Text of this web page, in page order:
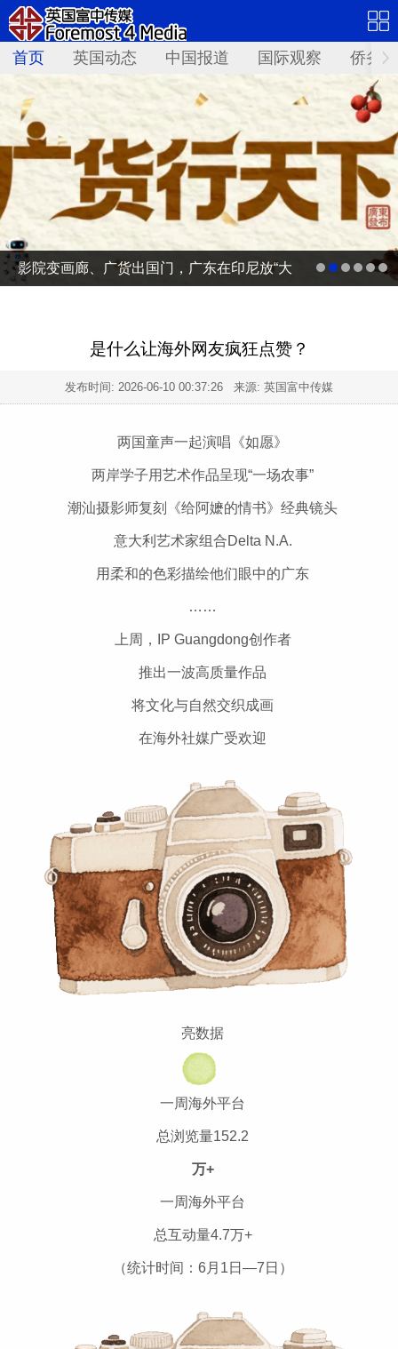
首页 英国动态 中国报道 国际观察 侨务
影院变画廊、广货出国门，广东在印尼放“大
是什么让海外网友疯狂点赞？
发布时间: 2026-06-10 00:37:26 来源: 英国富中传媒
两国童声一起演唱《如愿》
两岸学子用艺术作品呈现“一场农事”
潮汕摄影师复刻《给阿嬷的情书》经典镜头
意大利艺术家组合Delta N.A.
用柔和的色彩描绘他们眼中的广东
……
上周，IP Guangdong创作者
推出一波高质量作品
将文化与自然交织成画
在海外社媒广受欢迎
亮数据
一周海外平台
总浏览量152.2
万+
一周海外平台
总互动量4.7万+
（统计时间：6月1日—7日）